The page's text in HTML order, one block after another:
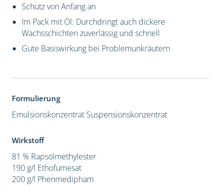
Schutz von Anfang an
Im Pack mit Öl: Durchdringt auch dickere
Wachsschichten zuverlässig und schnell
Gute Basiswirkung bei Problemunkräutern
Formulierung
Emulsionskonzentrat Suspensionskonzentrat
Wirkstoff
81 % Rapsölmethylester
190 g/l Ethofumesat
200 g/l Phenmedipham